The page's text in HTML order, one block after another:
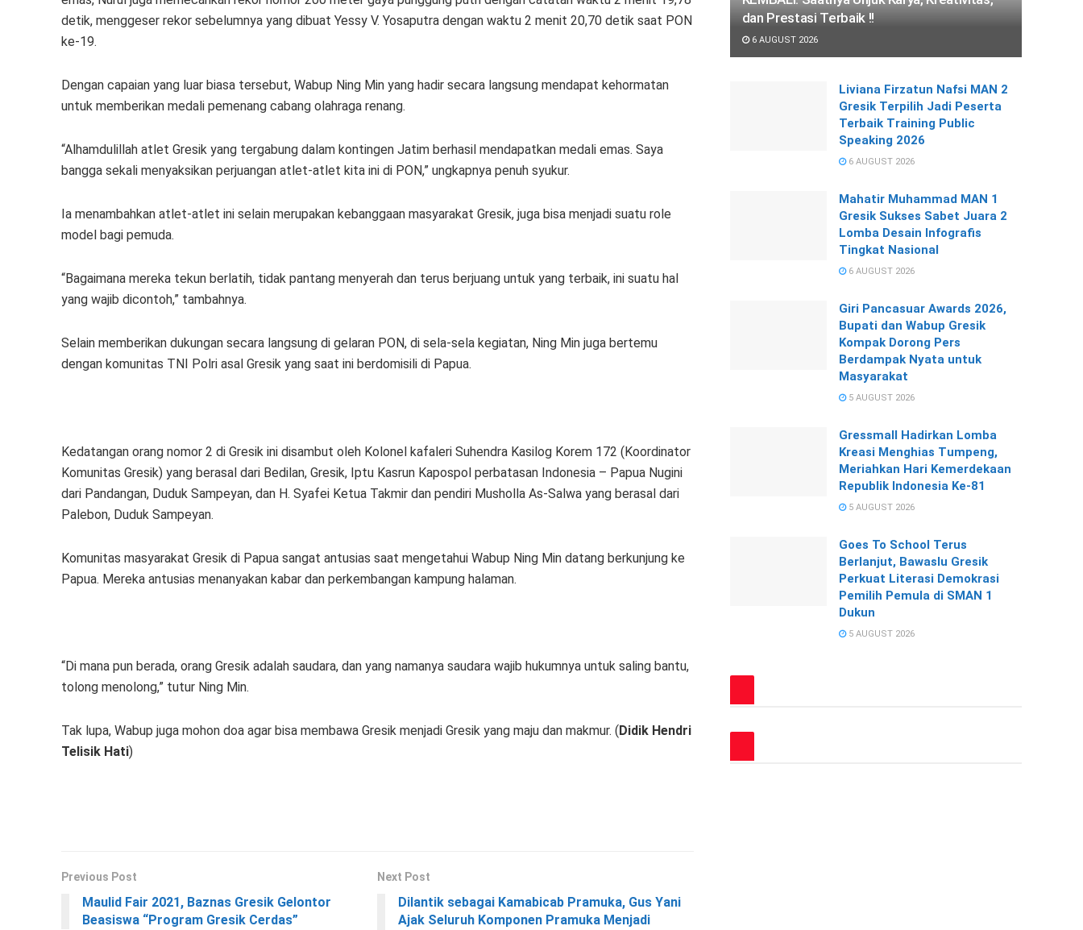
detik, menggeser rekor sebelumnya yang dibuat Yessy V. Yosaputra dengan waktu 2 menit 20,70 detik saat PON
ke-19.
Dengan capaian yang luar biasa tersebut, Wabup Ning Min yang hadir secara langsung mendapat kehormatan
untuk memberikan medali pemenang cabang olahraga renang.
“Alhamdulillah atlet Gresik yang tergabung dalam kontingen Jatim berhasil mendapatkan medali emas. Saya
bangga sekali menyaksikan perjuangan atlet-atlet kita ini di PON,” ungkapnya penuh syukur.
Ia menambahkan atlet-atlet ini selain merupakan kebanggaan masyarakat Gresik, juga bisa menjadi suatu role
model bagi pemuda.
“Bagaimana mereka tekun berlatih, tidak pantang menyerah dan terus berjuang untuk yang terbaik, ini suatu hal
yang wajib dicontoh,” tambahnya.
Selain memberikan dukungan secara langsung di gelaran PON, di sela-sela kegiatan, Ning Min juga bertemu
dengan komunitas TNI Polri asal Gresik yang saat ini berdomisili di Papua.
Kedatangan orang nomor 2 di Gresik ini disambut oleh Kolonel kafaleri Suhendra Kasilog Korem 172 (Koordinator
Komunitas Gresik) yang berasal dari Bedilan, Gresik, Iptu Kasrun Kapospol perbatasan Indonesia – Papua Nugini
dari Pandangan, Duduk Sampeyan, dan H. Syafei Ketua Takmir dan pendiri Musholla As-Salwa yang berasal dari
Palebon, Duduk Sampeyan.
Komunitas masyarakat Gresik di Papua sangat antusias saat mengetahui Wabup Ning Min datang berkunjung ke
Papua. Mereka antusias menanyakan kabar dan perkembangan kampung halaman.
“Di mana pun berada, orang Gresik adalah saudara, dan yang namanya saudara wajib hukumnya untuk saling bantu,
tolong menolong,” tutur Ning Min.
Tak lupa, Wabup juga mohon doa agar bisa membawa Gresik menjadi Gresik yang maju dan makmur. (Didik Hendri
Telisik Hati)
Previous Post
Maulid Fair 2021, Baznas Gresik Gelontor
Beasiswa “Program Gresik Cerdas”
Next Post
Dilantik sebagai Kamabicab Pramuka, Gus Yani
Ajak Seluruh Komponen Pramuka Menjadi
dan Prestasi Terbaik !!
6 AUGUST 2026
Liviana Firzatun Nafsi MAN 2
Gresik Terpilih Jadi Peserta
Terbaik Training Public
Speaking 2026
6 AUGUST 2026
Mahatir Muhammad MAN 1
Gresik Sukses Sabet Juara 2
Lomba Desain Infografis
Tingkat Nasional
6 AUGUST 2026
Giri Pancasuar Awards 2026,
Bupati dan Wabup Gresik
Kompak Dorong Pers
Berdampak Nyata untuk
Masyarakat
5 AUGUST 2026
Gressmall Hadirkan Lomba
Kreasi Menghias Tumpeng,
Meriahkan Hari Kemerdekaan
Republik Indonesia Ke-81
5 AUGUST 2026
Goes To School Terus
Berlanjut, Bawaslu Gresik
Perkuat Literasi Demokrasi
Pemilih Pemula di SMAN 1
Dukun
5 AUGUST 2026